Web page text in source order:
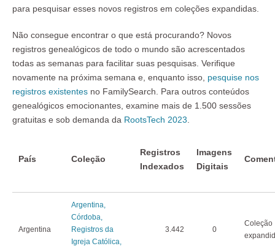
para pesquisar esses novos registros em coleções expandidas.
Não consegue encontrar o que está procurando? Novos
registros genealógicos de todo o mundo são acrescentados
todas as semanas para facilitar suas pesquisas. Verifique
novamente na próxima semana e, enquanto isso, pesquise nos
registros existentes no FamilySearch. Para outros conteúdos
genealógicos emocionantes, examine mais de 1.500 sessões
gratuitas e sob demanda da RootsTech 2023
País Coleção
Registros
Indexados
Imagens
Digitais
Argentina
Argentina,
Córdoba,
Registros da
Igreja Católica,
3.442 0
Coleção